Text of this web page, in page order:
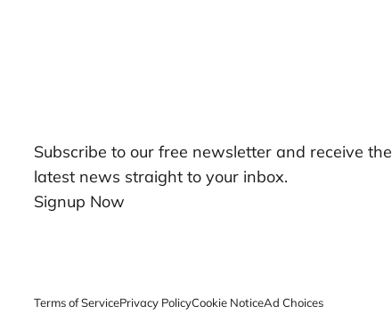
Subscribe to our free newsletter and receive the
latest news straight to your inbox.
Signup Now
Terms of ServicePrivacy PolicyCookie NoticeAd Choices